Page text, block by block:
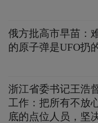
俄方批高市早苗：
的原子弹是UFO扔
浙江省委书记王浩
工作：把所有不放
底的点位人员，坚